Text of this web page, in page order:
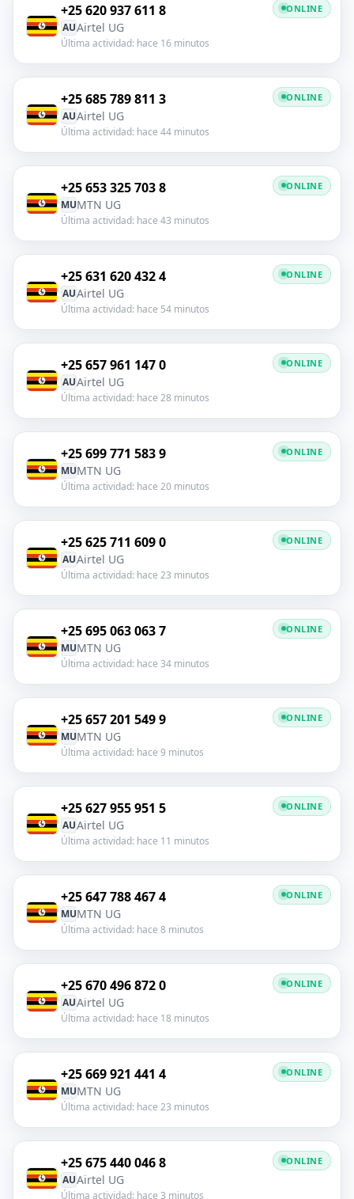
+25 620 937 611 8
AUAirtel UG
Última actividad: hace 16 minutos
ONLINE
+25 685 789 811 3
AUAirtel UG
Última actividad: hace 44 minutos
ONLINE
+25 653 325 703 8
MUMTN UG
Última actividad: hace 43 minutos
ONLINE
+25 631 620 432 4
AUAirtel UG
Última actividad: hace 54 minutos
ONLINE
+25 657 961 147 0
AUAirtel UG
Última actividad: hace 28 minutos
ONLINE
+25 699 771 583 9
MUMTN UG
Última actividad: hace 20 minutos
ONLINE
+25 625 711 609 0
AUAirtel UG
Última actividad: hace 23 minutos
ONLINE
+25 695 063 063 7
MUMTN UG
Última actividad: hace 34 minutos
ONLINE
+25 657 201 549 9
MUMTN UG
Última actividad: hace 9 minutos
ONLINE
+25 627 955 951 5
AUAirtel UG
Última actividad: hace 11 minutos
ONLINE
+25 647 788 467 4
MUMTN UG
Última actividad: hace 8 minutos
ONLINE
+25 670 496 872 0
AUAirtel UG
Última actividad: hace 18 minutos
ONLINE
+25 669 921 441 4
MUMTN UG
Última actividad: hace 23 minutos
ONLINE
+25 675 440 046 8
AUAirtel UG
Última actividad: hace 3 minutos
ONLINE